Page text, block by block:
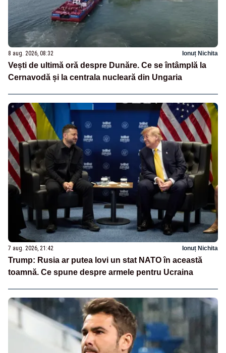
8 aug. 2026, 08:32 Ionuț Nichita
Vești de ultimă oră despre Dunăre. Ce se întâmplă la
Cernavodă și la centrala nucleară din Ungaria
7 aug. 2026, 21:42 Ionuț Nichita
Trump: Rusia ar putea lovi un stat NATO în această
toamnă. Ce spune despre armele pentru Ucraina